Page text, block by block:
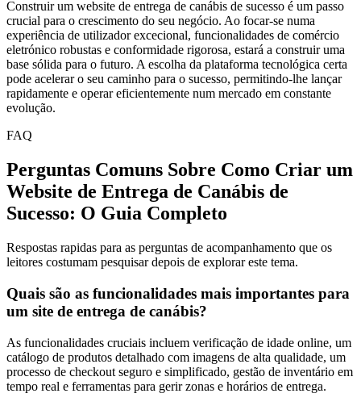
Construir um website de entrega de canábis de sucesso é um passo
crucial para o crescimento do seu negócio. Ao focar-se numa
experiência de utilizador excecional, funcionalidades de comércio
eletrónico robustas e conformidade rigorosa, estará a construir uma
base sólida para o futuro. A escolha da plataforma tecnológica certa
pode acelerar o seu caminho para o sucesso, permitindo-lhe lançar
rapidamente e operar eficientemente num mercado em constante
evolução.
FAQ
Perguntas Comuns Sobre Como Criar um
Website de Entrega de Canábis de
Sucesso: O Guia Completo
Respostas rapidas para as perguntas de acompanhamento que os
leitores costumam pesquisar depois de explorar este tema.
Quais são as funcionalidades mais importantes para
um site de entrega de canábis?
As funcionalidades cruciais incluem verificação de idade online, um
catálogo de produtos detalhado com imagens de alta qualidade, um
processo de checkout seguro e simplificado, gestão de inventário em
tempo real e ferramentas para gerir zonas e horários de entrega.